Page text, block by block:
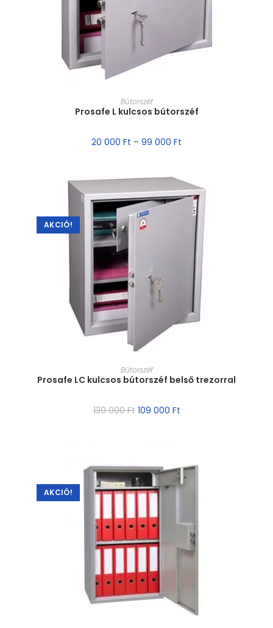
MÉRET VÁLASZTÁSA
Bútorszéf
Prosafe L kulcsos bútorszéf
20 000 Ft – 99 000 Ft
AKCIÓ!
MÉRET VÁLASZTÁSA
Bútorszéf
Prosafe LC kulcsos bútorszéf belső trezorral
139 000Ft 109 000 Ft
AKCIÓ!